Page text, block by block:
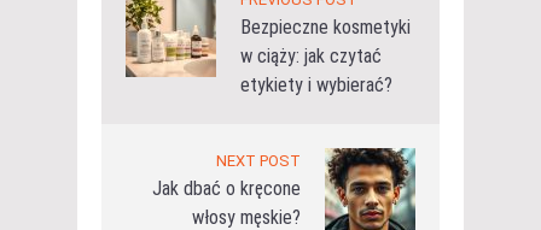
Bezpieczne kosmetyki
w ciąży: jak czytać
etykiety i wybierać?
NEXT POST
Jak dbać o kręcone
włosy męskie?